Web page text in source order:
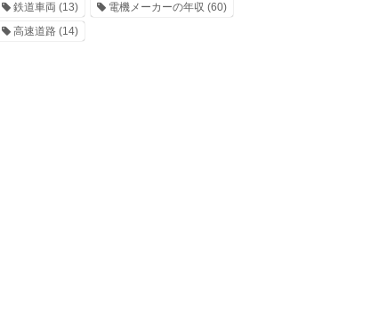
鉄道車両 (13) 電機メーカーの年収 (60)
高速道路 (14)